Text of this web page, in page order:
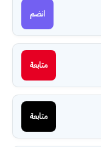
انضم
متابعة
متابعة